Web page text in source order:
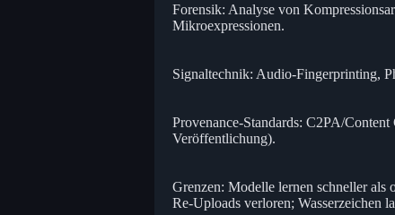
Forensik: Analyse von
Mikroexpressionen.
Signaltechnik: Audio-Fingerprinting,
Provenance-Standards: C2PA/
Veröffentlichung).
Grenzen: Modelle lernen schneller als
Re-Uploads verloren; Wasserzeichen